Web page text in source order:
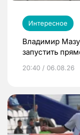
Интересное
Владимир
запустить
20:40 / 06.08.26